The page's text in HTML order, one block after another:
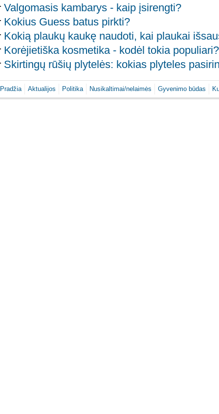
Valgomasis kambarys - kaip įsirengti?
Kokius Guess batus pirkti?
Kokią plaukų kaukę naudoti, kai plaukai
Korėjietiška kosmetika - kodėl tokia populiari?
Skirtingų rūšių plytelės: kokias plyteles
Pradžia Aktualijos Politika Nusikaltimai/nelaimės Gyvenimo būdas